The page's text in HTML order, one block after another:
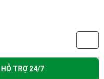
HỖ TRỢ 24/7